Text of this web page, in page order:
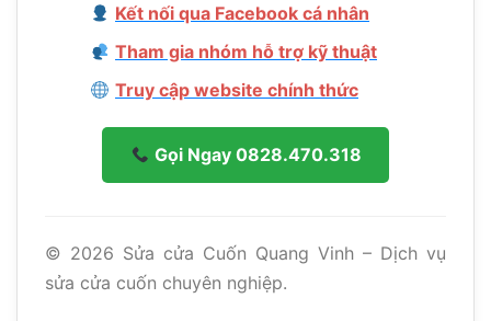
Kết nối qua Facebook cá nhân
Tham gia nhóm hỗ trợ kỹ thuật
Truy cập website chính thức
Gọi Ngay 0828.470.318
© 2026 Sửa cửa Cuốn Quang Vinh – Dịch vụ
sửa cửa cuốn chuyên nghiệp.